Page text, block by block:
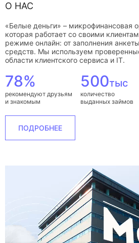
О НАС
«Белые деньги» – микрофинансовая
которая работает со своими
режиме онлайн: от заполнения
средств. Мы используем
области клиентского сервиса и IT.
78%
рекомендуют друзьям
и знакомым
500тыс
количество
выданных займов
ПОДРОБНЕЕ